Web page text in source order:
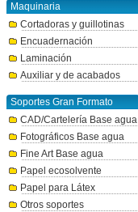
Maquinaria
Cortadoras y guillotinas
Encuadernación
Laminación
Auxiliar y de acabados
Soportes Gran Formato
CAD/Cartelería Base agua
Fotográficos Base agua
Fine Art Base agua
Papel ecosolvente
Papel para Látex
Otros soportes